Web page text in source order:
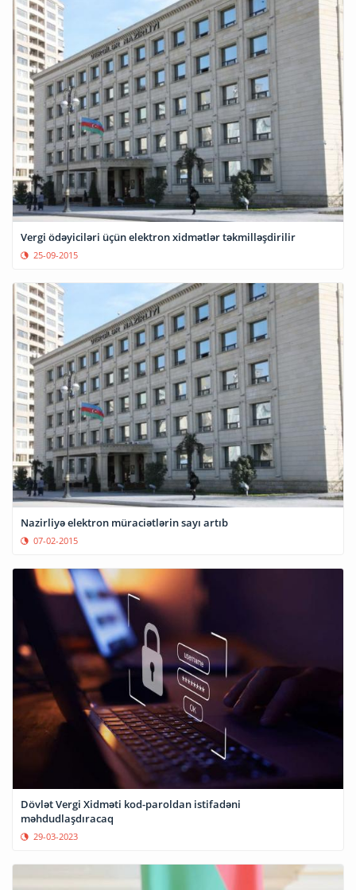
Vergi ödəyiciləri üçün elektron xidmətlər təkmilləşdirilir
25-09-2015
Nazirliyə elektron müraciətlərin sayı artıb
07-02-2015
Dövlət Vergi Xidməti kod-paroldan istifadəni
məhdudlaşdıracaq
29-03-2023